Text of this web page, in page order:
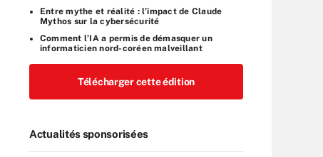
Entre mythe et réalité : l’impact de Claude
Mythos sur la cybersécurité
Comment l’IA a permis de démasquer un
informaticien nord-coréen malveillant
Télécharger cette édition
Actualités sponsorisées